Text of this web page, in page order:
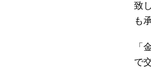
致
も
「
で